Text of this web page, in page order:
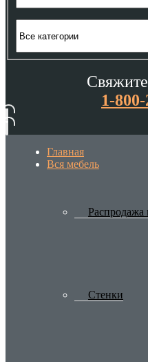
1-
Главная
Вся мебель
Распродажа
Стенки